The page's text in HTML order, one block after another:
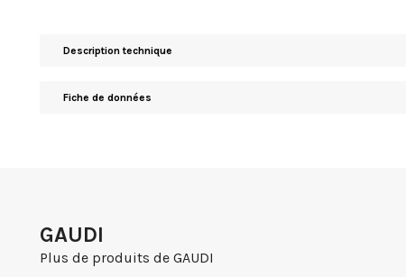
Description technique
Fiche de données
GAUDI
Plus de produits de GAUDI